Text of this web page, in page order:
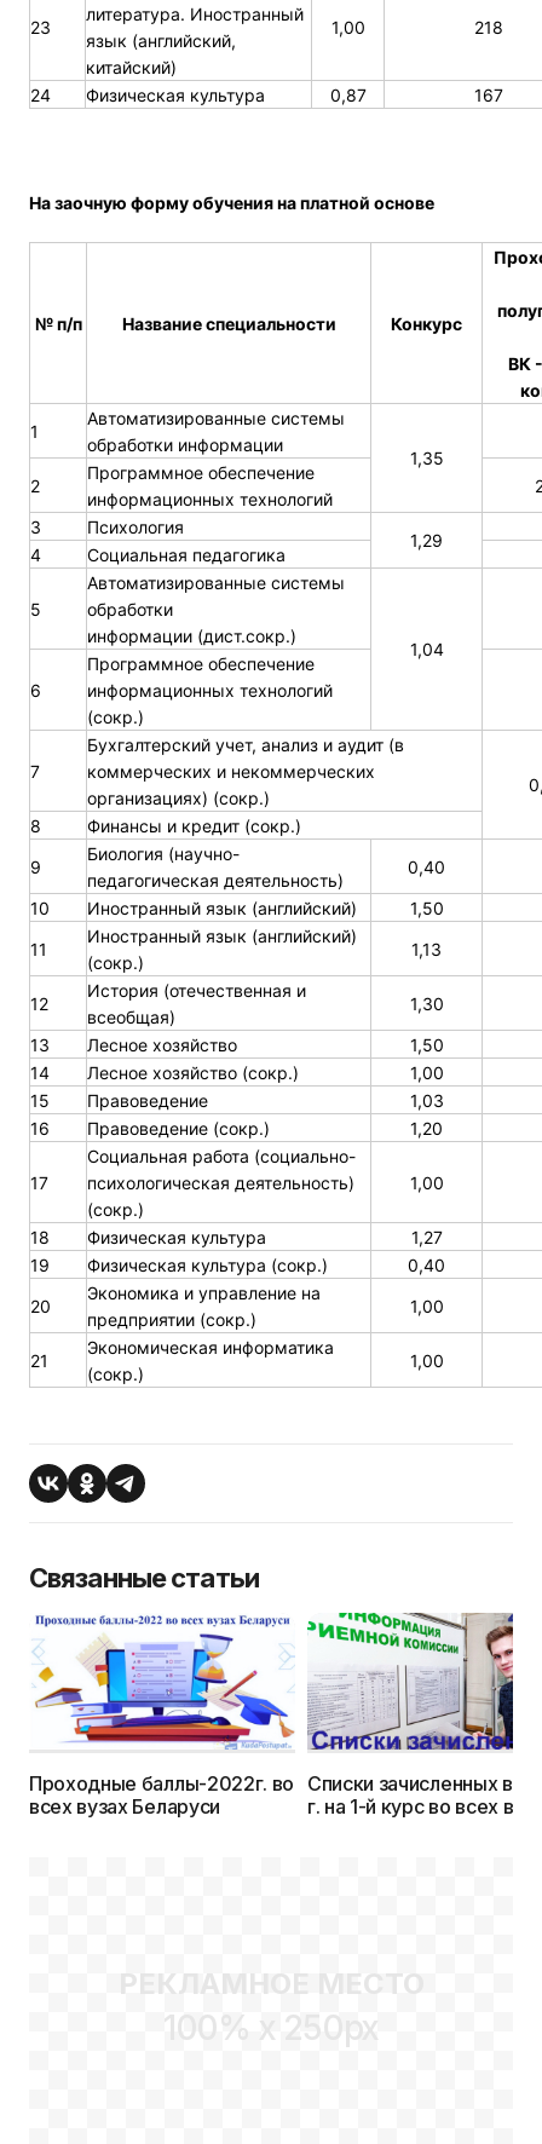
23
литература. Иностранный
язык (английский,
китайский)
1,00 218
24 Физическая культура 0,87 167
На заочную форму обучения на платной основе
№ п/п Название специальности Конкурс
ВК
1
Автоматизированные системы
обработки информации
1,35
2
Программное обеспечение
информационных технологий
3
Психология
1,29
4 Социальная педагогика
5
Автоматизированные системы
обработки
информации (дист.сокр.)
1,04
6
Программное обеспечение
информационных технологий
(сокр.)
7
Бухгалтерский учет, анализ и аудит (в
коммерческих и некоммерческих
организациях) (сокр.)
8
Финансы и кредит (сокр.)
9
Биология (научно-
педагогическая деятельность)
0,40
10
Иностранный язык (английский)
1,50
11
Иностранный язык (английский)
(сокр.)
1,13
12
История (отечественная и
всеобщая)
1,30
13
Лесное хозяйство
1,50
14
Лесное хозяйство (сокр.)
1,00
15
Правоведение
1,03
16
Правоведение (сокр.) 1,20
17
Социальная работа (социально-
психологическая деятельность)
(сокр.)
1,00
18 Физическая культура
1,27
19
Физическая культура (сокр.)
0,40
20
Экономика и управление на
предприятии (сокр.)
1,00
21
Экономическая информатика
(сокр.)
1,00
Связанные статьи
Проходные баллы-2022г. во
всех вузах Беларуси
Списки зачисленных в
г. на 1-й курс во всех
РЕКЛАМНОЕ МЕСТО
100% x 250px